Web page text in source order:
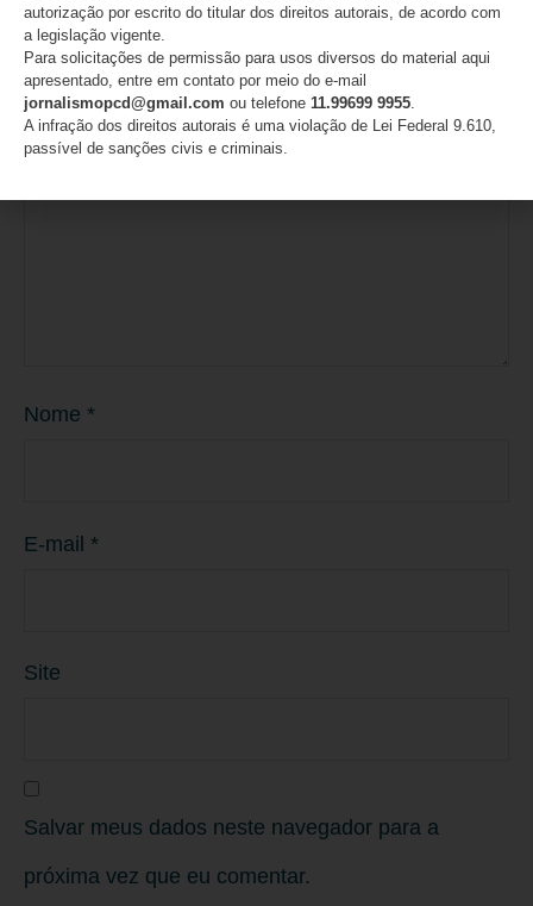
O seu endereço de e-mail não será publicado.
Campos
obrigatórios são marcados com
Comentário*
Nome *
E-mail *
Site
Salvar meus dados neste navegador para a
próxima vez que eu comentar.
autorização por escrito do titular dos direitos autorais, de acordo com
a legislação vigente.
Para solicitações de permissão para usos diversos do material aqui
apresentado, entre em contato por meio do e-mail
jornalismopcd@gmail.com ou telefone 11.99699 9955.
A infração dos direitos autorais é uma violação de Lei Federal 9.610,
passível de sanções civis e criminais.